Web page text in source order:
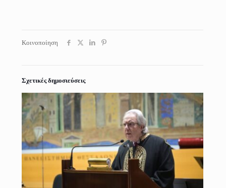
Κοινοποίηση
Σχετικές δημοσιεύσεις